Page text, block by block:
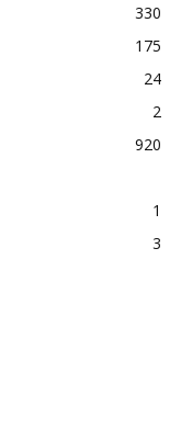
330
175
24
2
920
1
3